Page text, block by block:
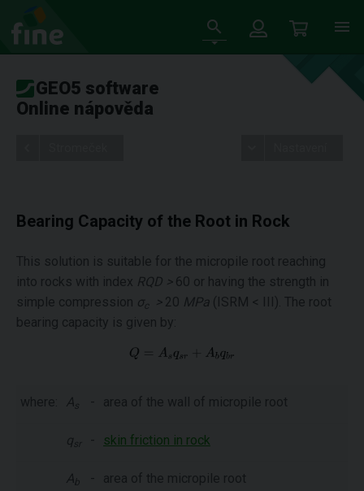
GEO5 software
Online nápověda
Bearing Capacity of the Root in Rock
This solution is suitable for the micropile root reaching
into rocks with index RQD > 60 or having the strength in
simple compression σ > 20 MPa (ISRM < III). The root
bearing capacity is given by:
where: As - area of the wall of micropile root
qsr - skin friction in rock
A b - area of the micropile root